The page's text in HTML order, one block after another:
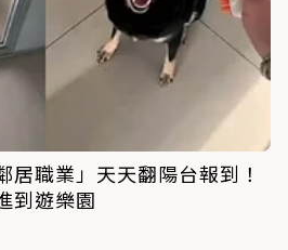
居職業」天天翻陽台報到！
到遊樂園